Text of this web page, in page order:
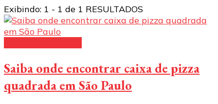
Exibindo: 1 - 1 de 1 RESULTADOS
Saiba onde encontrar caixa de pizza
quadrada em São Paulo